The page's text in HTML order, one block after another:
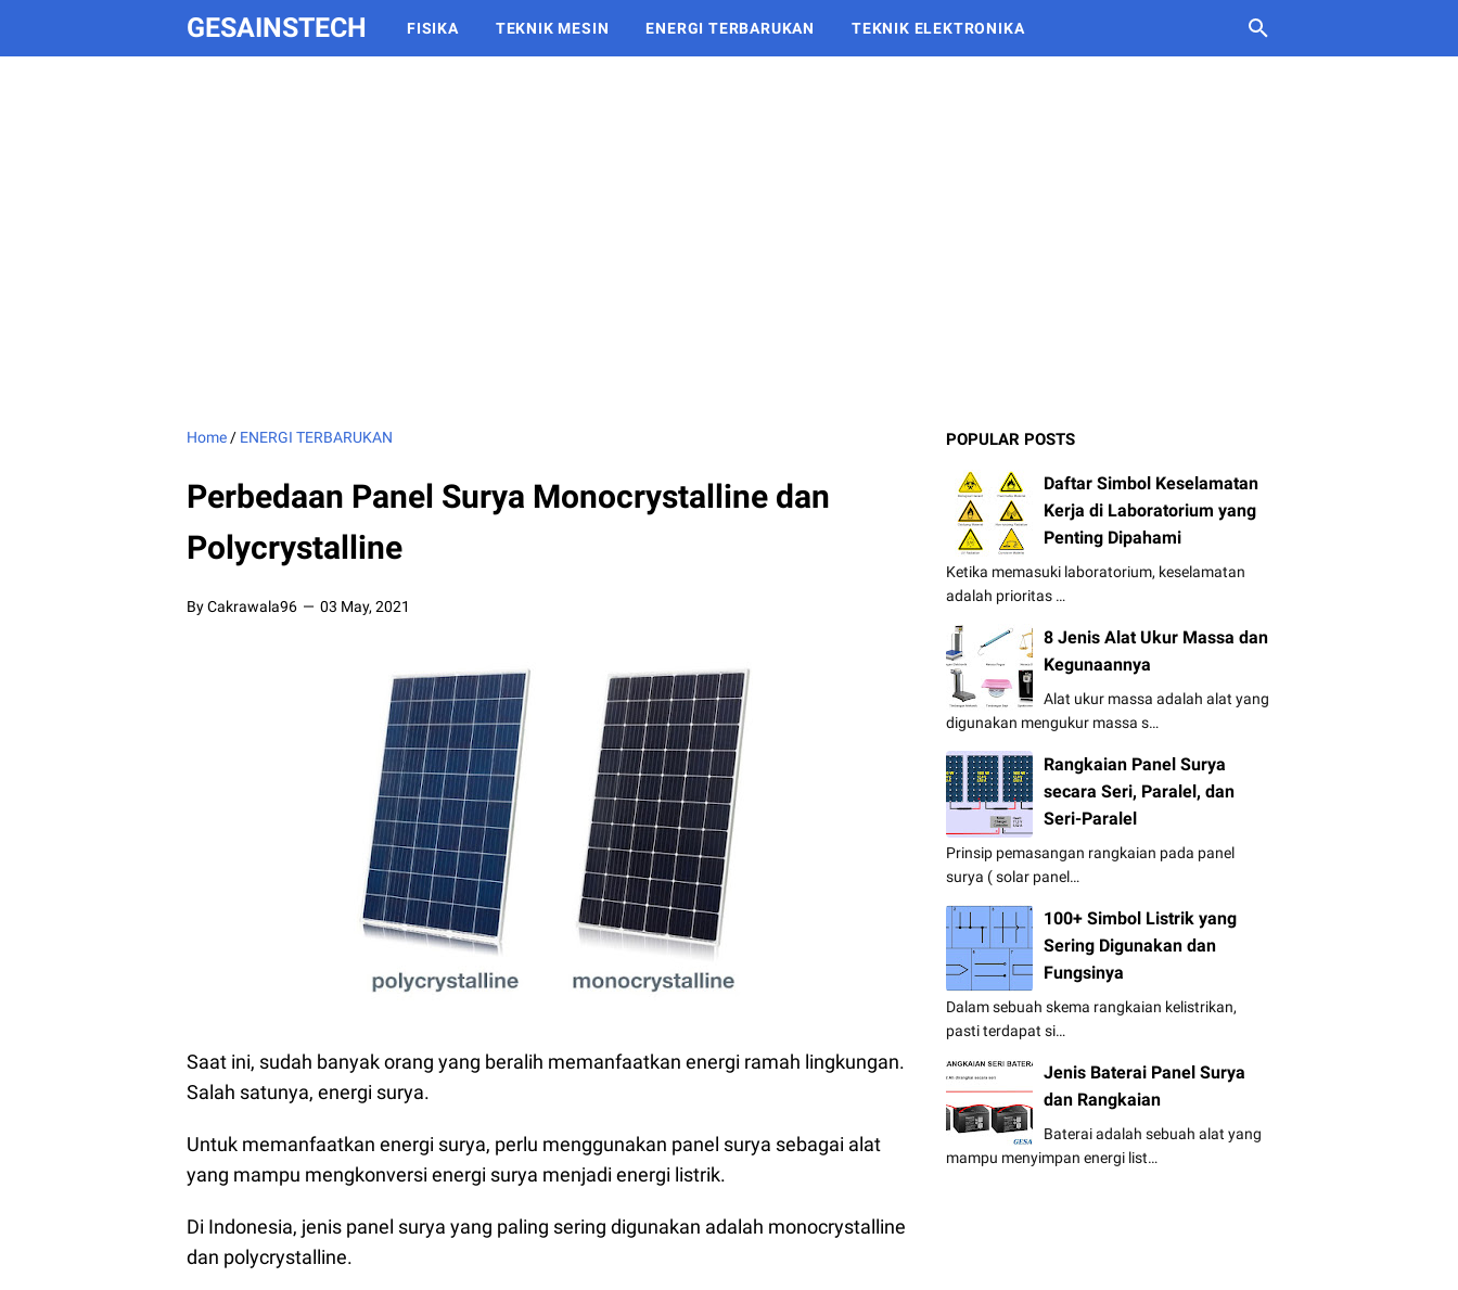
GESAINSTECH FISIKA TEKNIK MESIN ENERGI TERBARUKAN TEKNIK ELEKTRONIKA
Home / ENERGI TERBARUKAN
Perbedaan Panel Surya Monocrystalline dan
Polycrystalline
By Cakrawala96 03 May, 2021
Saat ini, sudah banyak orang yang beralih memanfaatkan energi ramah lingkungan.
Salah satunya, energi surya.
Untuk memanfaatkan energi surya, perlu menggunakan panel surya sebagai alat
yang mampu mengkonversi energi surya menjadi energi listrik.
Di Indonesia, jenis panel surya yang paling sering digunakan adalah monocrystalline
dan polycrystalline.
POPULAR POSTS
Daftar Simbol Keselamatan
Kerja di Laboratorium yang
Penting Dipahami
Ketika memasuki laboratorium, keselamatan
adalah prioritas …
8 Jenis Alat Ukur Massa dan
Kegunaannya
Alat ukur massa adalah alat yang
digunakan mengukur massa s…
Rangkaian Panel Surya
secara Seri, Paralel, dan
Seri-Paralel
Prinsip pemasangan rangkaian pada panel
surya ( solar panel…
100+ Simbol Listrik yang
Sering Digunakan dan
Fungsinya
Dalam sebuah skema rangkaian kelistrikan,
pasti terdapat si…
Jenis Baterai Panel Surya
dan Rangkaian
Baterai adalah sebuah alat yang
mampu menyimpan energi list…